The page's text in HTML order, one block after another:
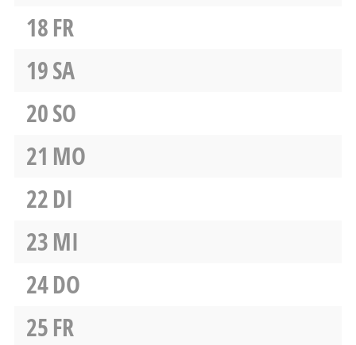
18FR
19SA
20SO
21 MO
22DI
23MI
24DO
25FR